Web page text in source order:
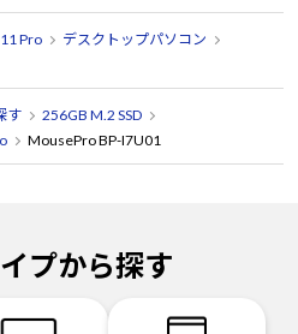
Pro
デスクトップパソコン
す
256GB M.2 SSD
MousePro BP-I7U01
プから探す